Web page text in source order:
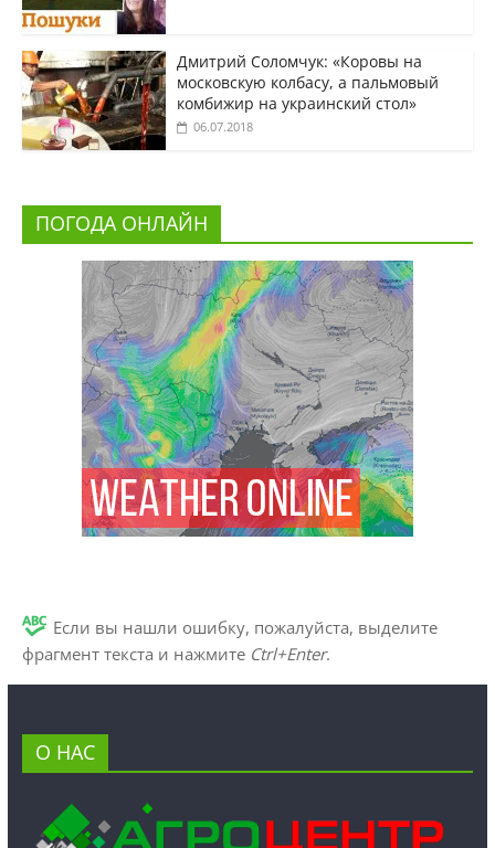
Дмитрий Соломчук: «Коровы на
московскую колбасу, а пальмовый
комбижир на украинский стол»
06.07.2018
ПОГОДА ОНЛАЙН
Если вы нашли ошибку, пожалуйста, выделите
фрагмент текста и нажмите Ctrl+Enter.
О НАС